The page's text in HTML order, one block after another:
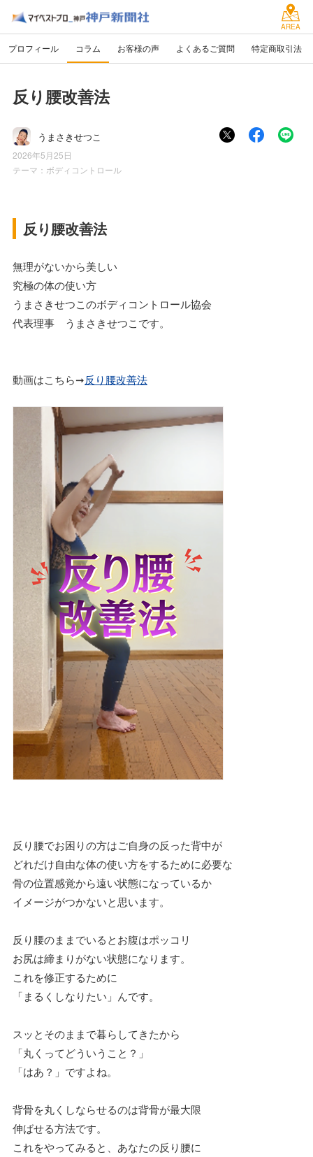
AREA
プロフィール コラム お客様の声 よくあるご質問 特定商取引法
反り腰改善法
うまさきせつこ
2026年5月25日
テーマ： ボディコントロール
反り腰改善法
無理がないから美しい
究極の体の使い方
うまさきせつこのボディコントロール協会
代表理事 うまさきせつこです。
動画はこちら➞反り腰改善法
反り腰でお困りの方はご自身の反った背中が
どれだけ自由な体の使い方をするために必要な
骨の位置感覚から遠い状態になっているか
イメージがつかないと思います。
反り腰のままでいるとお腹はポッコリ
お尻は締まりがない状態になります。
これを修正するために
「まるくしなりたい」んです。
スッとそのままで暮らしてきたから
「丸くってどういうこと？」
「はあ？」ですよね。
背骨を丸くしならせるのは背骨が最大限
伸ばせる方法です。
これをやってみると、あなたの反り腰に